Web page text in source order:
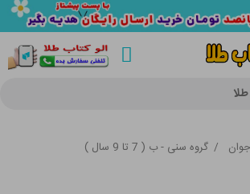
/ گروه سنی - ب ( 7 تا 9 سال )